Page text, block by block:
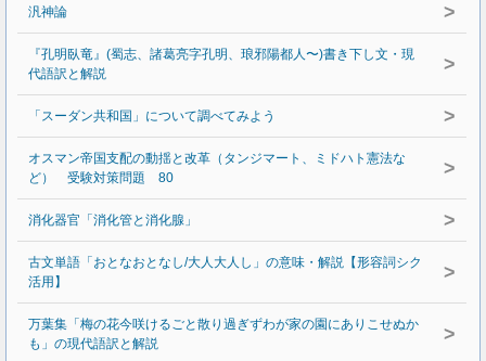
汎神論 >
『孔明臥竜』(蜀志、諸葛亮字孔明、琅邪陽都人〜)書き下し文・現
代語訳と解説
>
「スーダン共和国」について調べてみよう >
オスマン帝国支配の動揺と改革（タンジマート、ミドハト憲法な
ど） 受験対策問題 80
>
消化器官「消化管と消化腺」 >
古文単語「おとなおとなし/大人大人し」の意味・解説【形容詞シク
活用】
>
万葉集「梅の花今咲けるごと散り過ぎずわが家の園にありこせぬか
も」の現代語訳と解説
>